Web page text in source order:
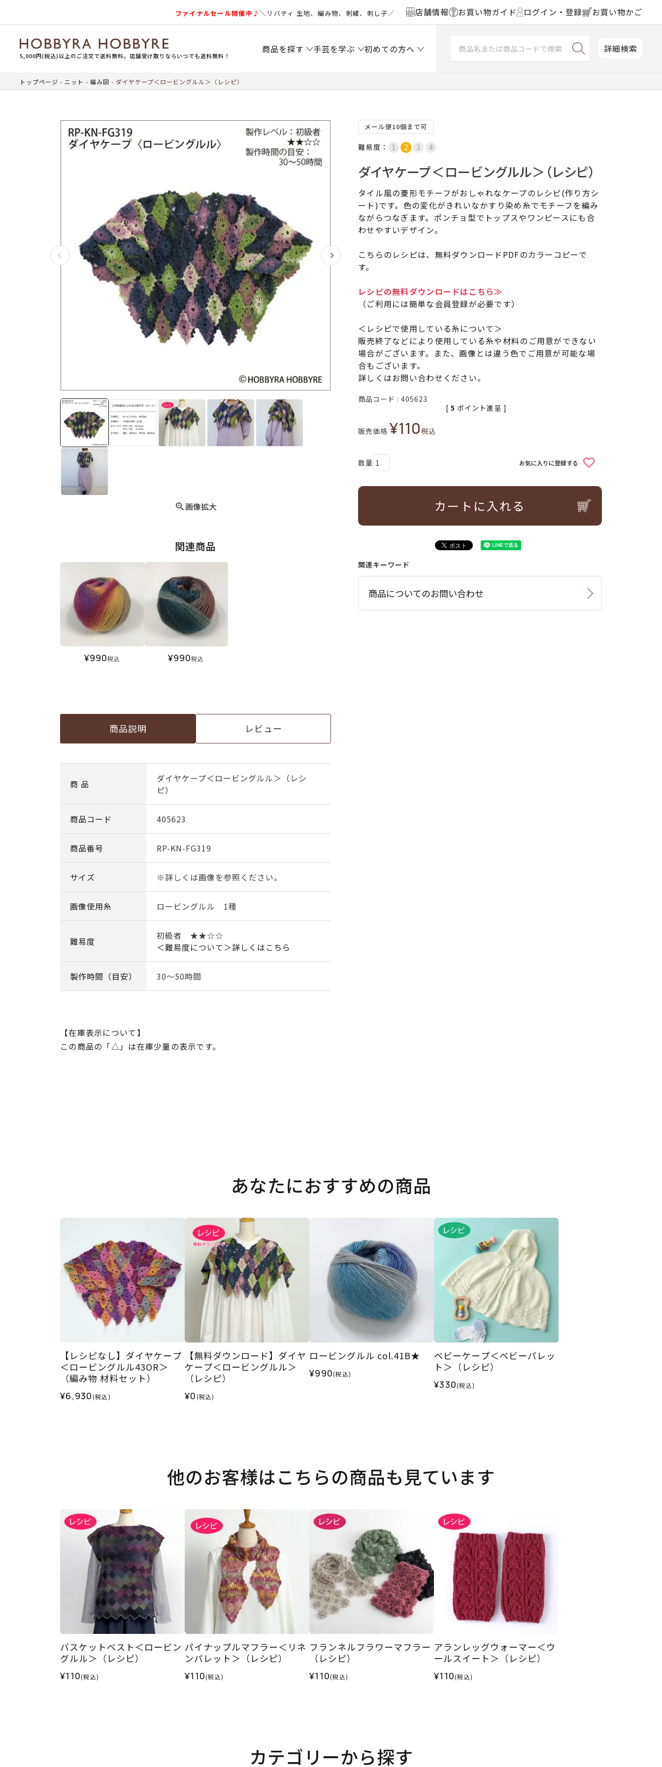
ファイナルセール開催中♪＼リバティ 生地、編み物、刺繍、刺し子／ 店舗情報 お買い物ガイド ログイン・登録 お買い物かご
5,000円(税込)以上のご注文で送料無料。店舗受け取りならいつでも送料無料！
商品を探す 手芸を学ぶ 初めての方へ 詳細検索
トップページ ニット 編み図 ダイヤケープ＜ロービングルル＞（レシピ）
画像拡大
関連商品
¥990税込 ¥990税込
商品説明 レビュー
商 品
ダイヤケープ＜ロービングルル＞（レシ
ピ）
商品コード 405623
商品番号 RP-KN-FG319
サイズ ※詳しくは画像を参照ください。
画像使用糸 ロービングルル 1種
難易度
初級者 ★★☆☆
＜難易度について＞詳しくはこちら
製作時間（目安） 30～50時間
【在庫表示について】
この商品の「△」は在庫少量の表示です。
メール便10個まで可
難易度：
ダイヤケープ＜ロービングルル＞（レシピ）
タイル風の菱形モチーフがおしゃれなケープのレシピ(作り方シ
ート)です。色の変化がきれいなかすり染め糸でモチーフを編み
ながらつなぎます。ポンチョ型でトップスやワンピースにも合
わせやすいデザイン。
こちらのレシピは、無料ダウンロードPDFのカラーコピーで
す。
レシピの無料ダウンロードはこちら≫
（ご利用には簡単な会員登録が必要です）
＜レシピで使用している糸について＞
販売終了などにより使用している糸や材料のご用意ができない
場合がございます。また、画像とは違う色でご用意が可能な場
合もございます。
詳しくはお問い合わせください。
商品コード 405623
販売価格 ¥110税込
[ 5 ポイント進呈 ]
お気に入りに登録する
カートに入れる
関連キーワード
商品についてのお問い合わせ
あなたにおすすめの商品
【レシピなし】ダイヤケープ
＜ロービングルル43OR＞
（編み物 材料セット）
¥6,930(税込)
【無料ダウンロード】ダイヤ
ケープ＜ロービングルル＞
（レシピ）
¥0(税込)
ロービングルル col.41B★
¥990(税込)
ベビーケープ＜ベビーパレッ
ト＞（レシピ）
¥330(税込)
他のお客様はこちらの商品も見ています
バスケットベスト＜ロービン
グルル＞（レシピ）
¥110(税込)
パイナップルマフラー＜リネ
ンパレット＞（レシピ）
¥110(税込)
フランネルフラワーマフラー
（レシピ）
¥110(税込)
アランレッグウォーマー＜ウ
ールスイート＞（レシピ）
¥110(税込)
カテゴリーから探す